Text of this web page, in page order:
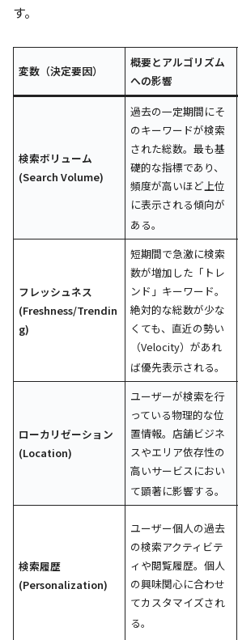
す。
変数（決定要因）
概要とアルゴリズム
への影響
検索ボリューム
(Search Volume)
過去の一定期間にそ
のキーワードが検索
された総数。最も基
礎的な指標であり、
頻度が高いほど上位
に表示される傾向が
ある。
フレッシュネス
(Freshness/Trendin
g)
短期間で急激に検索
数が増加した「トレ
ンド」キーワード。
絶対的な総数が少な
くても、直近の勢い
（Velocity）があれ
ば優先表示される。
ローカリゼーション
(Location)
ユーザーが検索を行
っている物理的な位
置情報。店舗ビジネ
スやエリア依存性の
高いサービスにおい
て顕著に影響する。
検索履歴
(Personalization)
ユーザー個人の過去
の検索アクティビテ
ィや閲覧履歴。個人
の興味関心に合わせ
てカスタマイズされ
る。